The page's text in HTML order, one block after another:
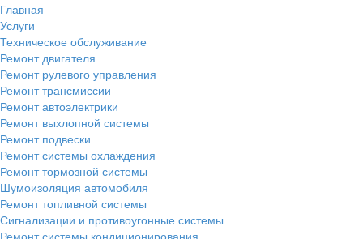
Главная
Услуги
Техническое обслуживание
Ремонт двигателя
Ремонт рулевого управления
Ремонт трансмиссии
Ремонт автоэлектрики
Ремонт выхлопной системы
Ремонт подвески
Ремонт системы охлаждения
Ремонт тормозной системы
Шумоизоляция автомобиля
Ремонт топливной системы
Сигнализации и противоугонные системы